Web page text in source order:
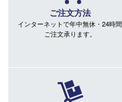
ご注文方法
インターネットで年中無休・24時間
ご注文承ります。